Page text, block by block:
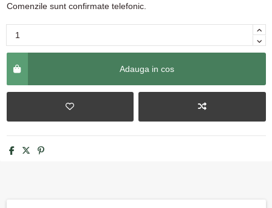
Comenzile sunt confirmate telefonic.
Adauga in cos